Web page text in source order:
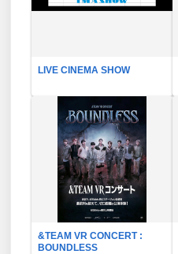
LIVE CINEMA SHOW
&TEAM VR CONCERT :
BOUNDLESS